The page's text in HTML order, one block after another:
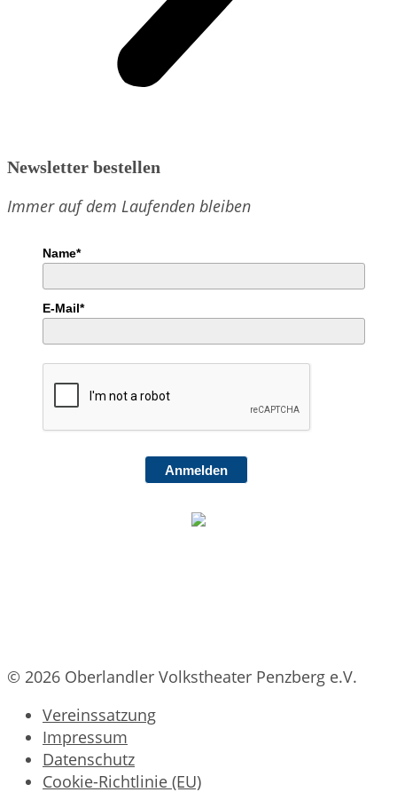
Newsletter bestellen
Immer auf dem Laufenden bleiben
Name*
E-Mail*
Anmelden
© 2026 Oberlandler Volkstheater Penzberg e.V.
Vereinssatzung
Impressum
Datenschutz
Cookie-Richtlinie (EU)